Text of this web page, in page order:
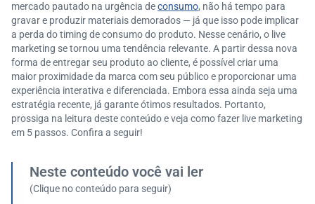
mercado pautado na urgência deconsumo, não há tempo para
gravar e produzir materiais demorados — já que isso pode implicar
a perda do timing de consumo do produto. Nesse cenário, o live
marketing se tornou uma tendência relevante. A partir dessa nova
forma de entregar seu produto ao cliente, é possível criar uma
maior proximidade da marca com seu público e proporcionar uma
experiência interativa e diferenciada. Embora essa ainda seja uma
estratégia recente, já garante ótimos resultados. Portanto,
prossiga na leitura deste conteúdo e veja como fazer live marketing
em 5 passos. Confira a seguir!
Neste conteúdo você vai ler
(Clique no conteúdo para seguir)